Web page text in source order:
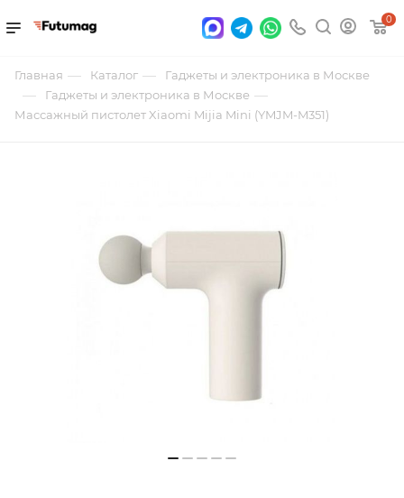
0
Главная — Каталог — Гаджеты и электроника в Москве
— Гаджеты и электроника в Москве —
Массажный пистолет Xiaomi Mijia Mini (YMJM-M351)